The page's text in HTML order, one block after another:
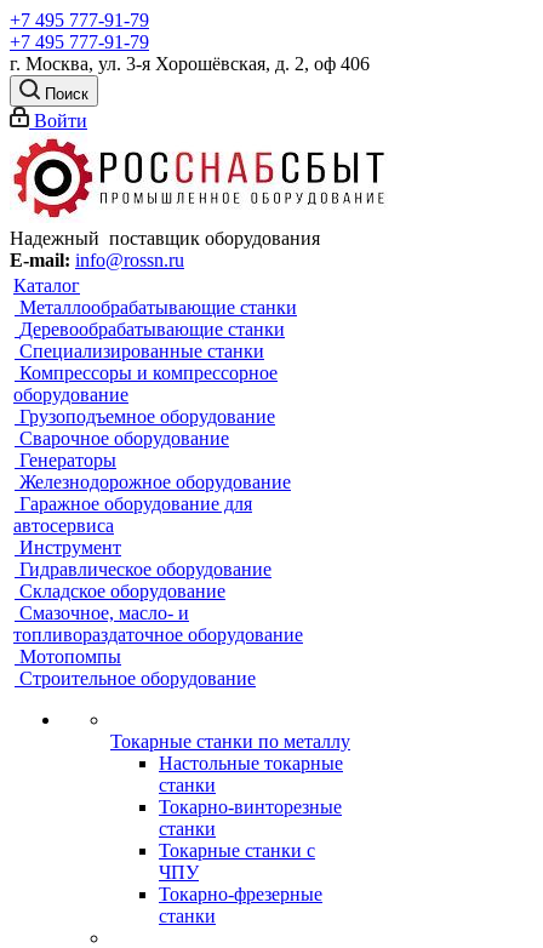
+7 495 777-91-79
+7 495 777-91-79
г. Москва, ул. 3-я Хорошёвская, д. 2, оф 406
Поиск
Войти
Надежный поставщик оборудования
E-mail: info@rossn.ru
Каталог
Металлообрабатывающие станки
Деревообрабатывающие станки
Специализированные станки
Компрессоры и компрессорное
оборудование
Грузоподъемное оборудование
Сварочное оборудование
Генераторы
Железнодорожное оборудование
Гаражное оборудование для
автосервиса
Инструмент
Гидравлическое оборудование
Складское оборудование
Смазочное, масло- и
топливораздаточное оборудование
Мотопомпы
Строительное оборудование
Токарные станки по металлу
Настольные токарные
станки
Токарно-винторезные
станки
Токарные станки с
ЧПУ
Токарно-фрезерные
станки